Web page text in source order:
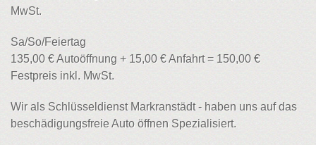
MwSt.
Sa/So/Feiertag
135,00 € Autoöffnung + 15,00 € Anfahrt = 150,00 €
Festpreis inkl. MwSt.
Wir als Schlüsseldienst Markranstädt - haben uns auf das
beschädigungsfreie Auto öffnen Spezialisiert.